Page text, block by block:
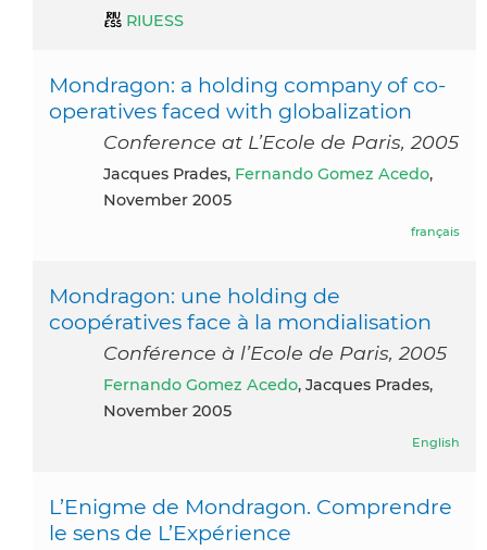
RIUESS
Mondragon: a holding company of co-
operatives faced with globalization
Conference at L’Ecole de Paris, 2005
Jacques Prades, Fernando Gomez Acedo,
November 2005
français
Mondragon: une holding de
coopératives face à la mondialisation
Conférence à l’Ecole de Paris, 2005
Fernando Gomez Acedo, Jacques Prades,
November 2005
English
L’Enigme de Mondragon. Comprendre
le sens de L’Expérience